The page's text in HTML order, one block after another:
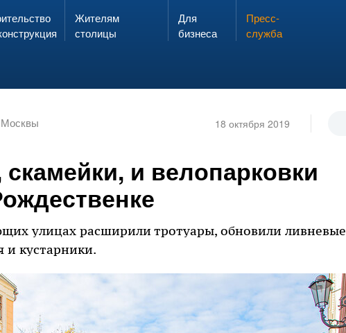
Запах газа?
ЗВОНИ 104
Жителям
столицы
Для
бизнеса
Пресс-
служба
18 октября 2019
и велопарковки
улицах расширили тротуары, обновили ливневые
и кустарники.